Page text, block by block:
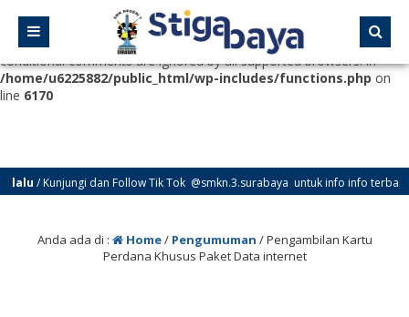
Deprecated
: Function WP_Dependencies->add_data() was called
with an argument that is
deprecated
since version 6.9.0! IE
conditional comments are ignored by all supported browsers. in
/home/u6225882/public_html/wp-includes/functions.php on
line 6170
/ Kunjungi dan Follow Tik Tok @smkn.3.surabaya untuk info info terbaru
Anda ada di : Home/ Pengumuman /Pengambilan Kartu
Perdana Khusus Paket Data internet